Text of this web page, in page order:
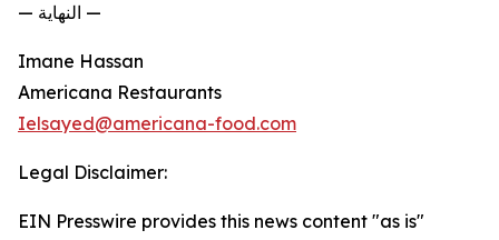
— النهاية —
Imane Hassan
Americana Restaurants
Ielsayed@americana-food.com
Legal Disclaimer:
EIN Presswire provides this news content "as is"